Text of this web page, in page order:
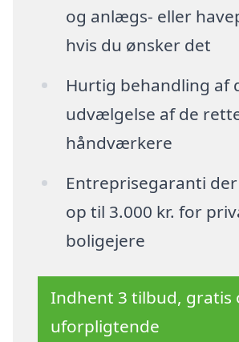
og anlægs- eller
hvis du ønsker det
Hurtig behandling af
udvælgelse af de
håndværkere
Entreprisegaranti
op til 3.000 kr. for
boligejere
Indhent 3 tilbud, gratis
uforpligtende